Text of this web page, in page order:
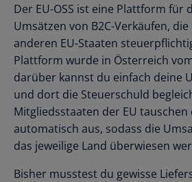
Der EU-OSS ist eine Plattform für
Umsätzen von B2C-Verkäufen,
anderen EU-Staaten
Plattform wurde in Österreich
darüber kannst du einfach deine
und dort die Steuerschuld
Mitgliedsstaaten der EU tauschen
automatisch aus, sodass die
das jeweilige Land überwiesen
Bisher musstest du gewisse